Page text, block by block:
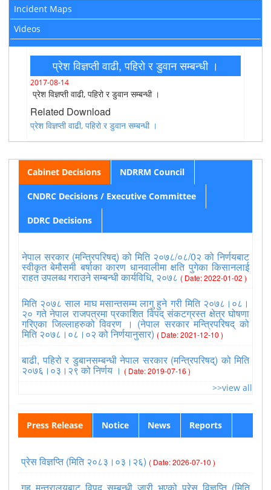
Incident Maps
Videos
प्रेश विज्ञप्ती वाढी, पहिरो र डुवान सम्बन्धी ।
2017-08-14
प्रेश विज्ञप्ती वाढी, पहिरो र डुवान सम्बन्धी ।
Related Download
प्रेश विज्ञप्ती वाढी, पहिरो र डुवान सम्बन्धी ।
Cabinet Decisions NDRRM Council
CNDRC Decisions / Executive Committee
DDRC Decisions
नेपाल सरकार (मन्त्रिपरिषद्) को मिति २०७८/०८/0२ को निर्णयबाट
स्वीकृत बेमौसमी बर्षाका कारण धानवालीमा क्षति पुगेका किसानलाई
राहत उपलब्ध गराउने सम्बन्धी कार्यविधि, २०७८ ( Date: 2022-01-02 )
मिति २०७८ साल माघ मसान्तसम्म लागु हुने गरी मिति २०७८।०८।
२० गते नेपाल राजपत्रमा प्रकाशित विपद् संकटग्रस्त क्षेत्र घोषणा
गरिएका जिल्लाहरुको विवरण । (नेपाल सरकार मन्त्रिपरिषद् को
मिति २०७८।०८।०२ को निर्णयानुसार) ( Date: 2021-12-10 )
बाढी, पहिरो र डुबानसम्बन्धी नेपाल सरकार (मन्त्रिपरिषद्) को मिति
२०७६।०३।२९ को निर्णय । ( Date: 2019-07-16 )
>>view all
Press Release Notice News Reports
प्रेस विज्ञप्ति (मिति २०८३।०३।२६) ( Date: 2026-07-10 )